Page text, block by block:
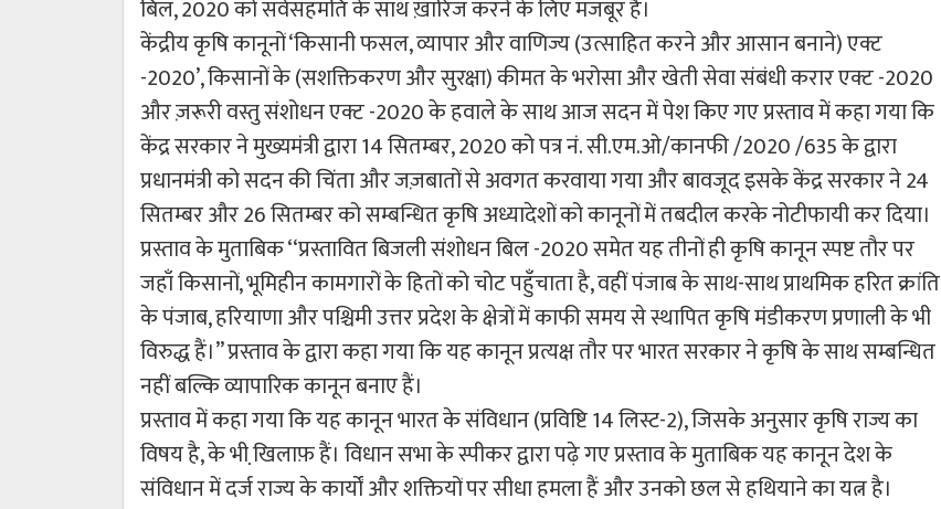
बिल, 2020 को सर्वसहमति के साथ ख़ारिज करने के लिए मजबूर है।
केंद्रीय कृषि कानूनों ‘किसानी फसल, व्यापार और वाणिज्य (उत्साहित करने और आसान बनाने) एक्ट
-2020’, किसानों के (सशक्तिकरण और सुरक्षा) कीमत के भरोसा और खेती सेवा संबंधी करार एक्ट -2020
और ज़रूरी वस्तु संशोधन एक्ट -2020 के हवाले के साथ आज सदन में पेश किए गए प्रस्ताव में कहा गया कि
केंद्र सरकार ने मुख्यमंत्री द्वारा 14 सितम्बर, 2020 को पत्र नं. सी.एम.ओ/कानफी /2020 /635 के द्वारा
प्रधानमंत्री को सदन की चिंता और जज़बातों से अवगत करवाया गया और बावजूद इसके केंद्र सरकार ने 24
सितम्बर और 26 सितम्बर को सम्बन्धित कृषि अध्यादेशों को कानूनों में तबदील करके नोटीफायी कर दिया।
प्रस्ताव के मुताबिक ‘‘प्रस्तावित बिजली संशोधन बिल -2020 समेत यह तीनों ही कृषि कानून स्पष्ट तौर पर
जहाँ किसानों, भूमिहीन कामगारों के हितों को चोट पहुँचाता है, वहीं पंजाब के साथ-साथ प्राथमिक हरित क्रांति
के पंजाब, हरियाणा और पश्चिमी उत्तर प्रदेश के क्षेत्रों में काफी समय से स्थापित कृषि मंडीकरण प्रणाली के भी
विरुद्ध हैं।’’ प्रस्ताव के द्वारा कहा गया कि यह कानून प्रत्यक्ष तौर पर भारत सरकार ने कृषि के साथ सम्बन्धित
नहीं बल्कि व्यापारिक कानून बनाए हैं।
प्रस्ताव में कहा गया कि यह कानून भारत के संविधान (प्रविष्टि 14 लिस्ट-2), जिसके अनुसार कृषि राज्य का
विषय है, के भी खि़लाफ़ हैं। विधान सभा के स्पीकर द्वारा पढ़े गए प्रस्ताव के मुताबिक यह कानून देश के
संविधान में दर्ज राज्य के कार्यों और शक्तियों पर सीधा हमला हैं और उनको छल से हथियाने का यत्न है।